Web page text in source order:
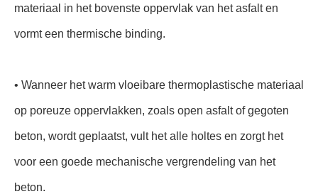
materiaal in het bovenste oppervlak van het asfalt en
vormt een thermische binding.
• Wanneer het warm vloeibare thermoplastische materiaal
op poreuze oppervlakken, zoals open asfalt of gegoten
beton, wordt geplaatst, vult het alle holtes en zorgt het
voor een goede mechanische vergrendeling van het
beton.